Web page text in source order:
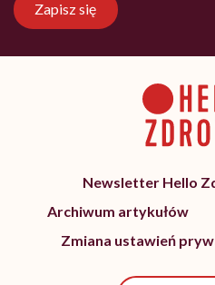
Zapisz się
Newsletter Hello
Archiwum artykułów
Zmiana ustawień